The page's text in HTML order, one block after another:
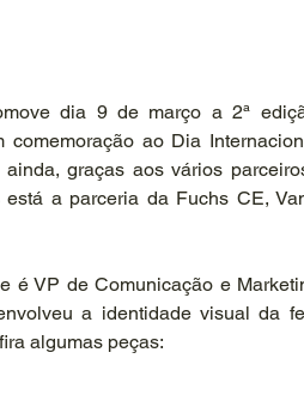
dia 9 de março a 2ª
ao Dia
graças aos vários
a parceria da Fuchs CE,
é VP de Comunicação e
a identidade visual da
algumas peças: